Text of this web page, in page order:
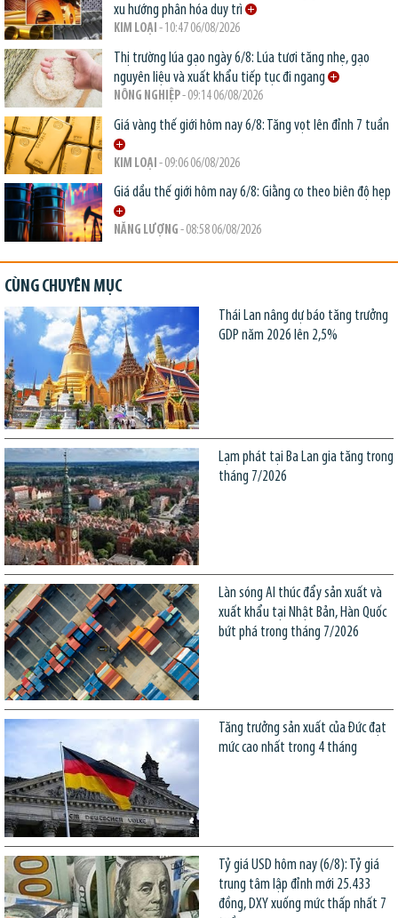
xu hướng phân hóa duy trì
KIM LOẠI - 10:47 06/08/2026
Thị trường lúa gạo ngày 6/8: Lúa tươi tăng nhẹ, gạo
nguyên liệu và xuất khẩu tiếp tục đi ngang
NÔNG NGHIỆP- 09:14 06/08/2026
Giá vàng thế giới hôm nay 6/8: Tăng vọt lên đỉnh 7 tuần
KIM LOẠI - 09:06 06/08/2026
Giá dầu thế giới hôm nay 6/8: Giằng co theo biên độ hẹp
NĂNG LƯỢNG - 08:58 06/08/2026
CÙNG CHUYÊN MỤC
Thái Lan nâng dự báo tăng trưởng
GDP năm 2026 lên 2,5%
Lạm phát tại Ba Lan gia tăng trong
tháng 7/2026
Làn sóng AI thúc đẩy sản xuất và
xuất khẩu tại Nhật Bản, Hàn Quốc
bứt phá trong tháng 7/2026
Tăng trưởng sản xuất của Đức đạt
mức cao nhất trong 4 tháng
Tỷ giá USD hôm nay (6/8): Tỷ giá
trung tâm lập đỉnh mới 25.433
đồng, DXY xuống mức thấp nhất 7